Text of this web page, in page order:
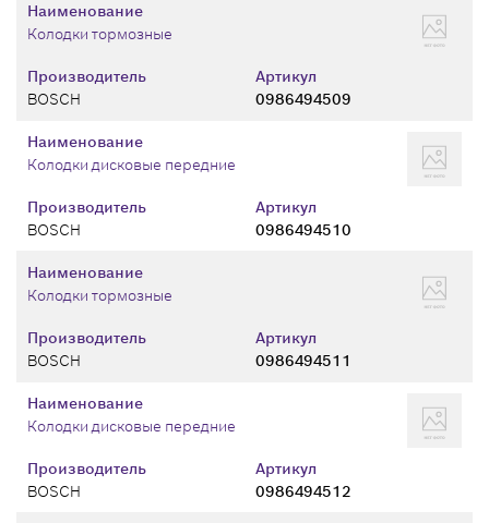
Производитель
BOSCH
Артикул
0986494509
Наименование
Колодки тормозные
Производитель
BOSCH
Артикул
0986494510
Наименование
Колодки дисковые передние
Производитель
BOSCH
Артикул
0986494511
Наименование
Колодки тормозные
Производитель
BOSCH
Артикул
0986494512
Наименование
Колодки дисковые передние